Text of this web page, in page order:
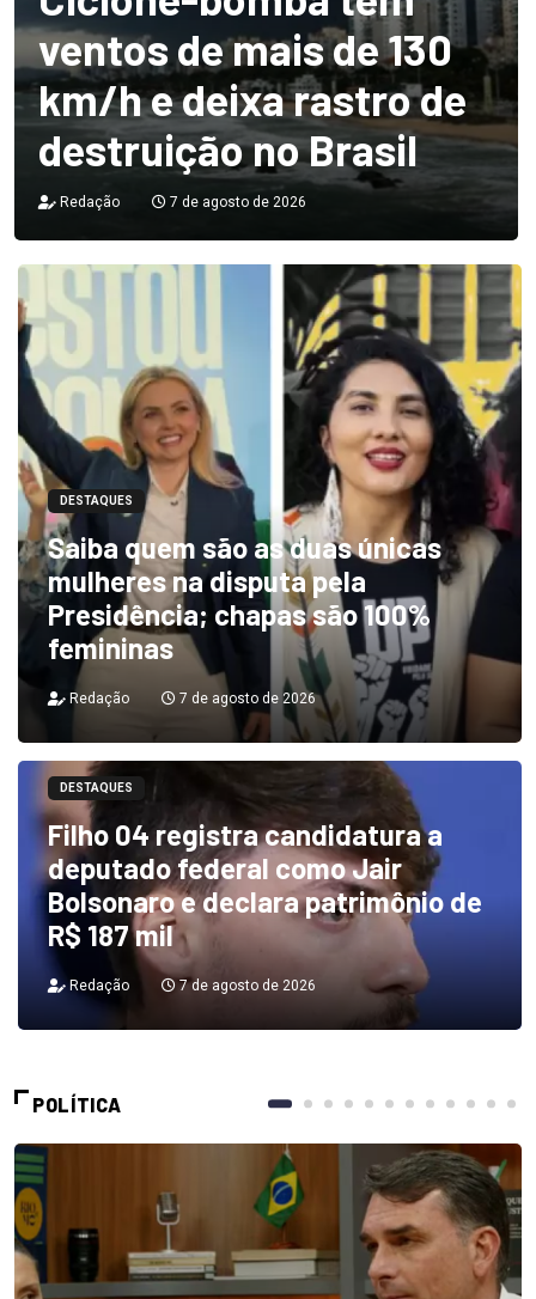
ventos de mais de 130
km/h e deixa rastro de
destruição no Brasil
Redação 7 de agosto de 2026
DESTAQUES
Saiba quem são as duas únicas
mulheres na disputa pela
Presidência; chapas são 100%
femininas
Redação 7 de agosto de 2026
DESTAQUES
Filho 04 registra candidatura a
deputado federal como Jair
Bolsonaro e declara patrimônio de
R$ 187 mil
Redação 7 de agosto de 2026
POLÍTICA